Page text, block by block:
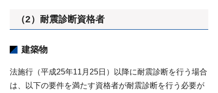
（2）耐震診断資格者
建築物
法施行（平成25年11月25日）以降に耐震診断を行う場合
は、以下の要件を満たす資格者が耐震診断を行う必要が